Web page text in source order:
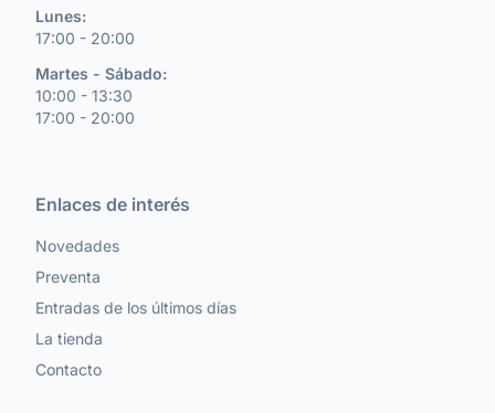
Lunes:
17:00 - 20:00
Martes - Sábado:
10:00 - 13:30
17:00 - 20:00
Enlaces de interés
Novedades
Preventa
Entradas de los últimos días
La tienda
Contacto